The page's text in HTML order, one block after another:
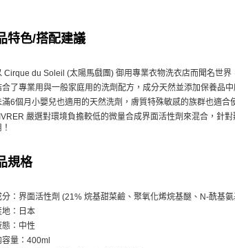
特色/搭配建議
Cirque du Soleil (太陽馬戲團) 御用專業衣物洗衣店而聞名世
合了專業用與一般家庭用的洗劑配方，成分天然並添加保養品
滿6個月小嬰兒也適用的天然洗劑，膚質特殊敏感的族群也適合
嚴選對環境負擔較低的微量合成界面活性劑來混合，針
規格
分：界面活性劑 (21% 烷基甜菜鹼、聚氧化烯烷基醚、N-酰基
地：日本
態：中性
容量：400ml